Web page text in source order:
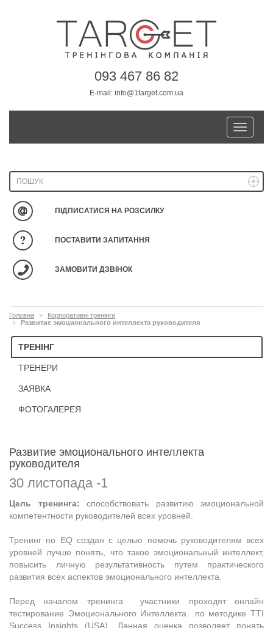
093 467 86 82
E-mail: info@1target.com.ua
Toggle
ПІДПИСАТИСЯ НА РОЗСИЛКУ
ПОСТАВИТИ ЗАПИТАННЯ
ЗАМОВИТИ ДЗВІНОК
Головна
Корпоративні тренінги
Развитие эмоционального интеллекта руководителя
ТРЕНІНГ
ТРЕНЕРИ
ЗАЯВКА
ФОТОГАЛЕРЕЯ
Развитие эмоционального интеллекта
руководителя
30 листопада -1
Цель тренинга: способствовать развитию эмоциональной
компетентности руководителей всех уровней.
Тренинг по EQ создан с целью помочь руководителям всех
уровней лучше понять, что такое эмоциональный интеллект,
повысить личную результативность путем практического
развития всех аспектов эмоционального интеллекта.
Перед началом тренинга участники проходят онлайн
тестирование Эмоционального Интеллекта по методике TTI
Success Insights (USA). Данная оценка позволяет понять